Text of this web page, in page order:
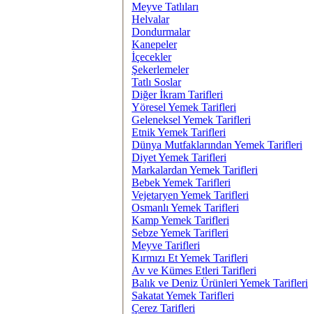
Meyve Tatlıları
Helvalar
Dondurmalar
Kanepeler
İçecekler
Şekerlemeler
Tatlı Soslar
Diğer İkram Tarifleri
Yöresel Yemek Tarifleri
Geleneksel Yemek Tarifleri
Etnik Yemek Tarifleri
Dünya Mutfaklarından Yemek Tarifleri
Diyet Yemek Tarifleri
Markalardan Yemek Tarifleri
Bebek Yemek Tarifleri
Vejetaryen Yemek Tarifleri
Osmanlı Yemek Tarifleri
Kamp Yemek Tarifleri
Sebze Yemek Tarifleri
Meyve Tarifleri
Kırmızı Et Yemek Tarifleri
Av ve Kümes Etleri Tarifleri
Balık ve Deniz Ürünleri Yemek Tarifleri
Sakatat Yemek Tarifleri
Çerez Tarifleri